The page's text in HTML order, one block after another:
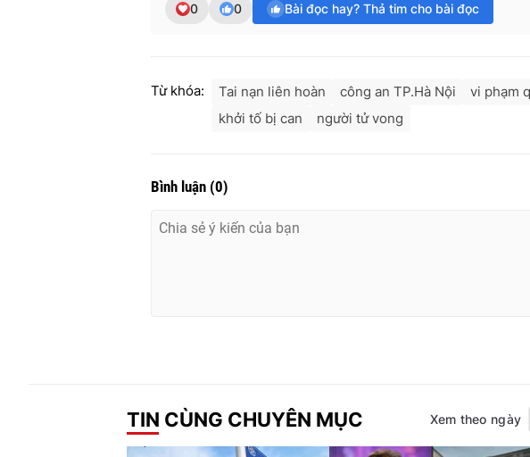
0 0 Bài đọc hay? Thả tim cho bài đọc
Từ khóa: Tai nạn liên hoàn công an TP.Hà Nội vi phạm
khởi tố bị can
người tử vong
Bình luận (0)
TIN CÙNG CHUYÊN MỤC Xem theo ngày